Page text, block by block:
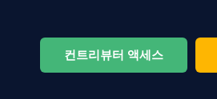
컨트리뷰터 액세스